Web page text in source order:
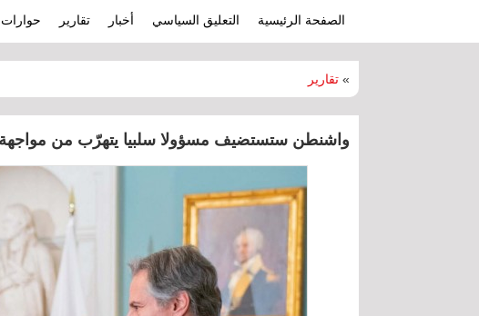
الصفحة الرئيسية التعليق السياسي أخبار تقارير حوارات
» تقارير
واشنطن ستستضيف مسؤولا سلبيا يتهرّب من مواجهة